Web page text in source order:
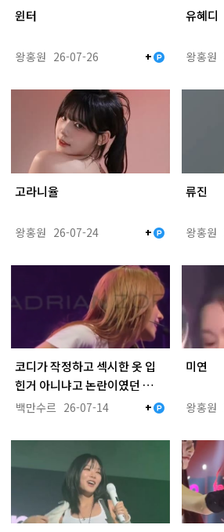
윈터
왕홍원 26-07-26 +
유혜디
왕홍원
고라니율
왕홍원 26-07-24 +
류진
왕홍원
코디가 작정하고 섹시한 옷 입
힌거 아니냐고 논란이였던 …
백만수르 26-07-14 +
미연
왕홍원